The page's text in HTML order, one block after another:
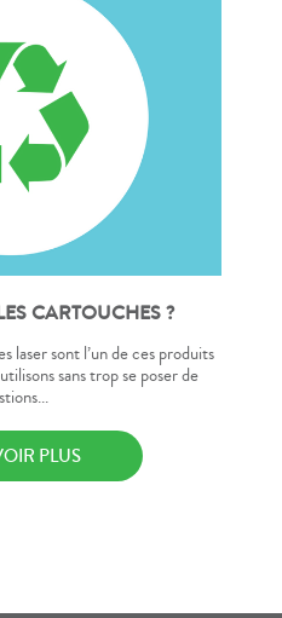
CARTOUCHES ?
laser sont l’un de ces produits
sans trop se poser de
PLUS